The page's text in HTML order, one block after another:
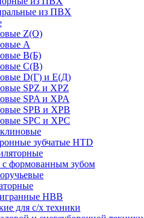
из ПВХ
Z(О)
А
В(Б)
С(В)
D(Г) и Е(Д)
SPZ и XPZ
SPA и XPA
SPB и XPB
SPC и XPC
зубчатые HTD
формованным зубом
HBB
для с/х техники